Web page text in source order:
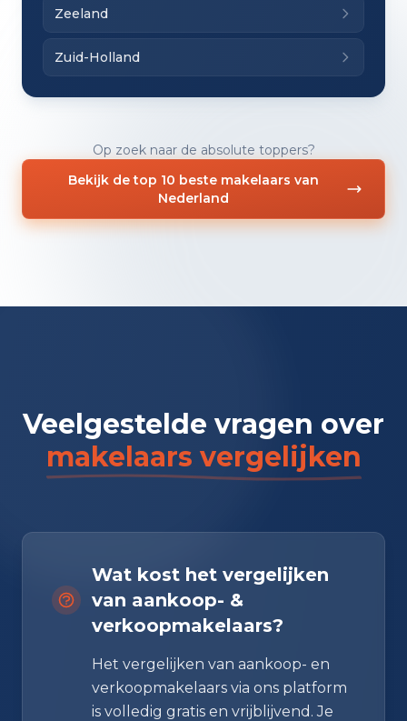
Zeeland
Zuid-Holland
Op zoek naar de absolute toppers?
Bekijk de top 10 beste makelaars van
Nederland
Veelgestelde vragen over
makelaars vergelijken
Wat kost het vergelijken
van aankoop- &
verkoopmakelaars?
Het vergelijken van aankoop- en
verkoopmakelaars via ons platform
is volledig gratis en vrijblijvend. Je